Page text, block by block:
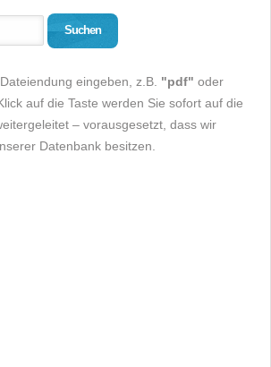
Suchen
eingeben, z.B. "pdf" oder
auf die Taste werden Sie sofort auf die
– vorausgesetzt, dass wir
Datenbank besitzen.